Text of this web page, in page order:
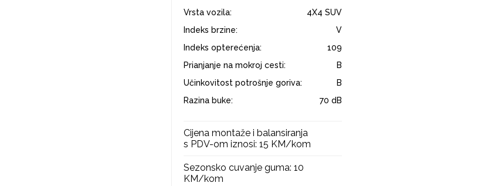
Vrsta vozila:
4X4 SUV
Indeks brzine:
V
Indeks opterećenja:
109
Prianjanje na mokroj cesti:
B
Učinkovitost potrošnje goriva:
B
Razina buke:
70 dB
Cijena montaže i balansiranja
s PDV-om iznosi: 15 KM/kom
Sezonsko cuvanje guma: 10
KM/kom